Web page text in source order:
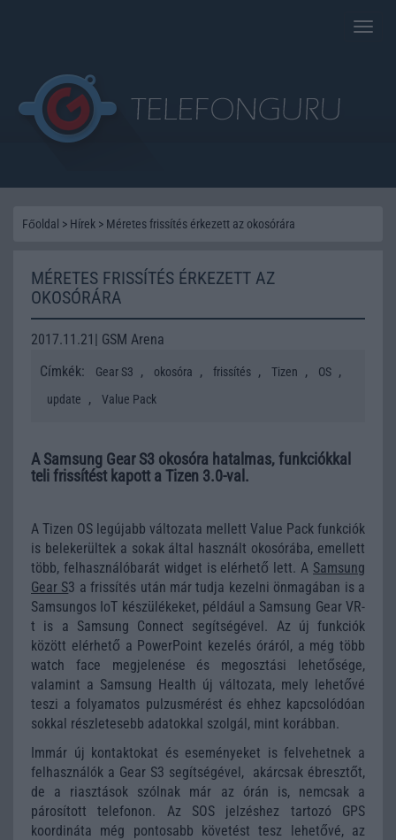
Toggle
Főoldal > Hírek > Méretes frissítés érkezett az okosórára
MÉRETES FRISSÍTÉS ÉRKEZETT AZ
OKOSÓRÁRA
2017.11.21| GSM Arena
Címkék:
Gear S3 , okosóra , frissítés , Tizen , OS ,
update , Value Pack
A Samsung Gear S3 okosóra hatalmas, funkciókkal
teli frissítést kapott a Tizen 3.0-val.
A Tizen OS legújabb változata mellett Value Pack funkciók
is belekerültek a sokak által használt okosórába, emellett
több, felhasználóbarát widget is elérhető lett. A Samsung
Gear S3 a frissítés után már tudja kezelni önmagában is a
Samsungos IoT készülékeket, például a Samsung Gear VR-
t is a Samsung Connect segítségével. Az új funkciók
között elérhető a PowerPoint kezelés óráról, a még több
watch face megjelenése és megosztási lehetősége,
valamint a Samsung Health új változata, mely lehetővé
teszi a folyamatos pulzusmérést és ehhez kapcsolódóan
sokkal részletesebb adatokkal szolgál, mint korábban.
Immár új kontaktokat és eseményeket is felvehetnek a
felhasználók a Gear S3 segítségével, akárcsak ébresztőt,
de a riasztások szólnak már az órán is, nemcsak a
párosított telefonon. Az SOS jelzéshez tartozó GPS
koordináta még pontosabb követést tesz lehetővé, az